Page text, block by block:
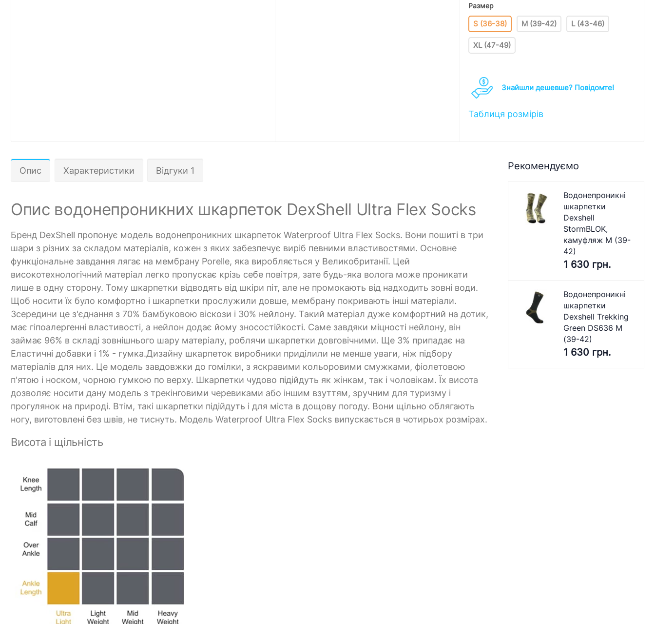
Размер
S (36-38) M (39-42) L (43-46)
XL (47-49)
Знайшли дешевше? Повідомте!
Таблиця розмірів
Опис Характеристики Відгуки 1
Опис водонепроникних шкарпеток DexShell Ultra Flex Socks
Бренд DexShell пропонує модель водонепроникних шкарпеток Waterproof Ultra Flex Socks. Вони пошиті в три
шари з різних за складом матеріалів, кожен з яких забезпечує виріб певними властивостями. Основне
функціональне завдання лягає на мембрану Porelle, яка виробляється у Великобританії. Цей
високотехнологічний матеріал легко пропускає крізь себе повітря, зате будь-яка волога може проникати
лише в одну сторону. Тому шкарпетки відводять від шкіри піт, але не промокають від надходить зовні води.
Щоб носити їх було комфортно і шкарпетки прослужили довше, мембрану покривають інші матеріали.
Зсередини це з'єднання з 70% бамбуковою віскози і 30% нейлону. Такий матеріал дуже комфортний на дотик,
має гіпоалергенні властивості, а нейлон додає йому зносостійкості. Саме завдяки міцності нейлону, він
займає 96% в складі зовнішнього шару матеріалу, роблячи шкарпетки довговічними. Ще 3% припадає на
Еластичні добавки і 1% - гумка.Дизайну шкарпеток виробники приділили не менше уваги, ніж підбору
матеріалів для них. Це модель завдовжки до гомілки, з яскравими кольоровими смужками, фіолетовою
п'ятою і носком, чорною гумкою по верху. Шкарпетки чудово підійдуть як жінкам, так і чоловікам. Їх висота
дозволяє носити дану модель з трекінговими черевиками або іншим взуттям, зручним для туризму і
прогулянок на природі. Втім, такі шкарпетки підійдуть і для міста в дощову погоду. Вони щільно облягають
ногу, виготовлені без швів, не тиснуть. Модель Waterproof Ultra Flex Socks випускається в чотирьох розмірах.
Висота і щільність
Рекомендуємо
Водонепроникні
шкарпетки
Dexshell
StormBLOK,
камуфляж M (39-
42)
1 630 грн.
Водонепроникні
шкарпетки
Dexshell Trekking
Green DS636 M
(39-42)
1 630 грн.